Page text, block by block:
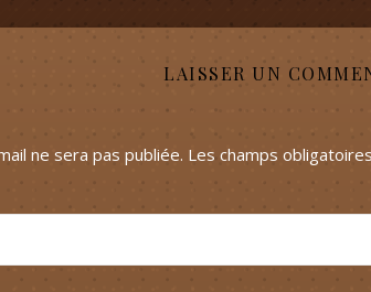
LAISSER UN
ne sera pas publiée. Les champs